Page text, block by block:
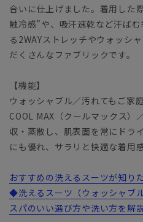
合いに仕上げました。着用した
触冷感”や、吸汗速乾など汗ば
る2WAYストレッチやウォッシ
だくさんなファブリックです。
【機能】
ウォッシャブル／汚れてもご家
COOL MAX（クールマックス）
収・蒸散し、肌表面を常にドラ
にも優れ、サラリと快適な着用
おすすめの洗えるスーツが知り
◆洗えるスーツ（ウォッシャブ
スパのいい選び方や洗い方を解